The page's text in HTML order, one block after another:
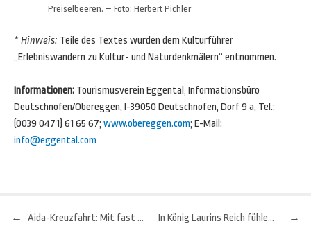
Preiselbeeren. – Foto: Herbert Pichler
* Hinweis: Teile des Textes wurden dem Kulturführer
„Erlebniswandern zu Kultur- und Naturdenkmälern“ entnommen.
Informationen: Tourismusverein Eggental, Informationsbüro
Deutschnofen/Obereggen, I-39050 Deutschnofen, Dorf 9 a, Tel.:
(0039 0471) 61 65 67; www.obereggen.com; E-Mail:
info@eggental.com
Beitragsnavigation
← Aida-Kreuzfahrt: Mit fast 50.000 PS durch den Persischen Golf →
In König Laurins Reich fühlen sich nicht nur Kinder wohl